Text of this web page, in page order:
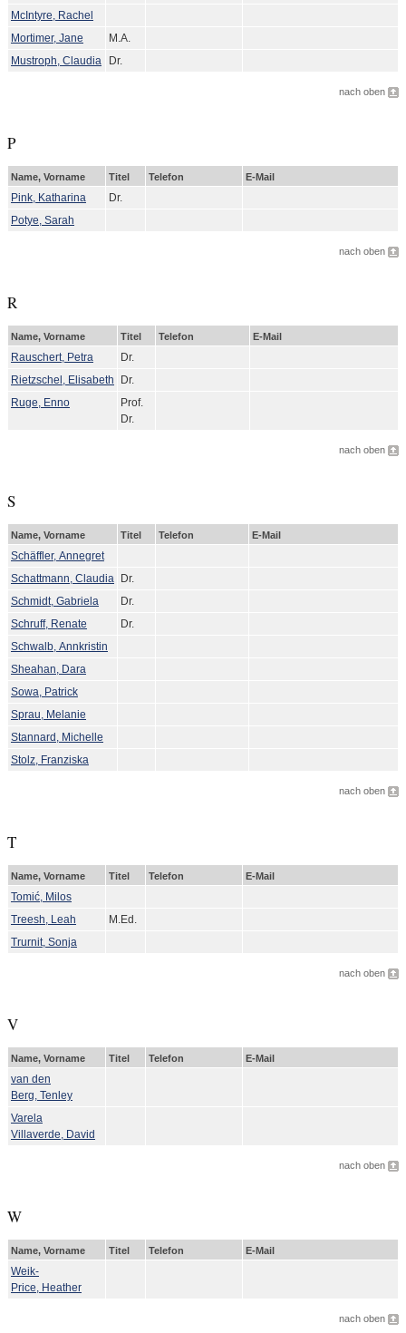
McIntyre, Rachel
Mortimer, Jane
M.A.
Mustroph, Claudia
Dr.
nach oben
P
Name, Vorname Titel Telefon E-Mail
Pink, Katharina
Dr.
Potye, Sarah
nach oben
R
Name, Vorname Titel Telefon E-Mail
Rauschert, Petra
Dr.
Rietzschel, Elisabeth
Dr.
Ruge, Enno
Prof.
Dr.
nach oben
S
Name, Vorname Titel Telefon E-Mail
Schäffler, Annegret
Schattmann, Claudia
Dr.
Schmidt, Gabriela
Dr.
Schruff, Renate
Dr.
Schwalb, Annkristin
Sheahan, Dara
Sowa, Patrick
Sprau, Melanie
Stannard, Michelle
Stolz, Franziska
nach oben
T
Name, Vorname Titel Telefon E-Mail
Tomić, Milos
Treesh, Leah
M.Ed.
Trurnit, Sonja
nach oben
V
Name, Vorname Titel Telefon E-Mail
van den
Berg, Tenley
Varela
Villaverde, David
nach oben
W
Name, Vorname Titel Telefon E-Mail
Weik-
Price, Heather
nach oben